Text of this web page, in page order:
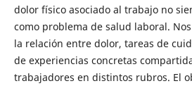
dolor físico asociado al trabajo no
como problema de salud laboral.
la relación entre dolor, tareas de
de experiencias concretas
trabajadores en distintos rubros. El